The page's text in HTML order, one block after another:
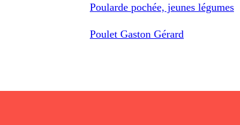
Poularde pochée, jeunes légumes
Poulet Gaston Gérard